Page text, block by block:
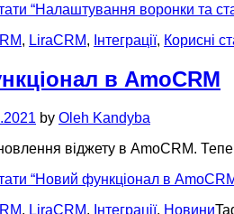
“Налаштування воронки та
, LiraCRM, Інтеграції, Корисні
в AmoCRM
by Oleh Kandyba
віджету в AmoCRM.
“Новий функціонал в
, LiraCRM, Інтеграції, Новини